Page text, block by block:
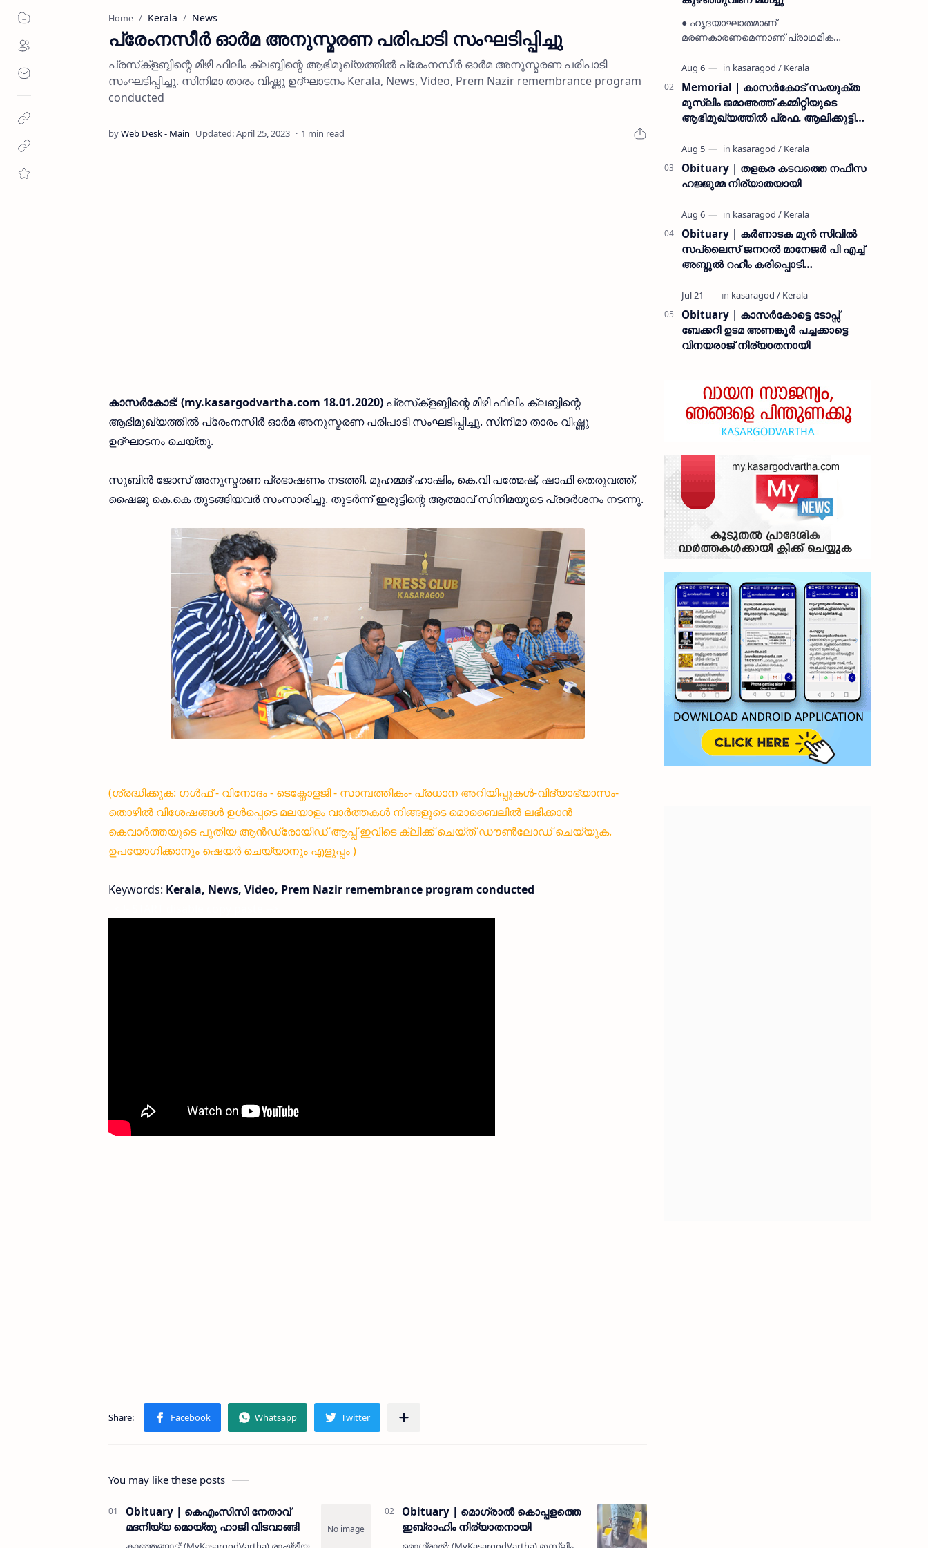
Home Kerala News
പ്രേംനസീര്‍ ഓര്‍മ അനുസ്മരണ പരിപാടി സംഘടിപ്പിച്ചു
പ്രസ്‌ക്‌ളബ്ബിന്റെ മിഴി ഫിലിം ക്ലബ്ബിന്റെ ആഭിമുഖ്യത്തില്‍ പ്രേംനസീര്‍ ഓര്‍മ അനുസ്മരണ പരിപാടി
സംഘടിപ്പിച്ചു. സിനിമാ താരം വിഷ്ണു ഉദ്ഘാടനം Kerala, News, Video, Prem Nazir remembrance program
conducted
1 min read
കാസര്‍കോട്: (my.kasargodvartha.com 18.01.2020) പ്രസ്‌ക്‌ളബ്ബിന്റെ മിഴി ഫിലിം ക്ലബ്ബിന്റെ
ആഭിമുഖ്യത്തില്‍ പ്രേംനസീര്‍ ഓര്‍മ അനുസ്മരണ പരിപാടി സംഘടിപ്പിച്ചു. സിനിമാ താരം വിഷ്ണു
ഉദ്ഘാടനം ചെയ്തു.
സുബിന്‍ ജോസ് അനുസ്മരണ പ്രഭാഷണം നടത്തി. മുഹമ്മദ് ഹാഷിം, കെ.വി പത്മേഷ്, ഷാഫി തെരുവത്ത്,
ഷൈജു കെ.കെ തുടങ്ങിയവര്‍ സംസാരിച്ചു. തുടര്‍ന്ന് ഇരുട്ടിന്റെ ആത്മാവ് സിനിമയുടെ പ്രദര്‍ശനം നടന്നു.
(ശ്രദ്ധിക്കുക: ഗൾഫ് - വിനോദം - ടെക്നോളജി - സാമ്പത്തികം- പ്രധാന അറിയിപ്പുകൾ-വിദ്യാഭ്യാസം-
തൊഴിൽ വിശേഷങ്ങൾ ഉൾപ്പെടെ മലയാളം വാർത്തകൾ നിങ്ങളുടെ മൊബൈലിൽ ലഭിക്കാൻ
കെവാർത്തയുടെ പുതിയ ആൻഡ്രോയിഡ് ആപ്പ് ഇവിടെ ക്ലിക്ക് ചെയ്ത് ഡൗൺലോഡ് ചെയ്യുക.
ഉപയോഗിക്കാനും ഷെയർ ചെയ്യാനും എളുപ്പം )
Keywords: Kerala, News, Video, Prem Nazir remembrance program conducted
You may like these posts
Obituary | കെഎംസിസി നേതാവ്
മദനിയ്യ മൊയ്തു ഹാജി വിടവാങ്ങി
Obituary | മൊഗ്രാൽ കൊപ്പളത്തെ
ഇബ്രാഹിം നിര്യാതനായി
● ഹൃദയാഘാതമാണ്
മരണകാരണമെന്നാണ് പ്രാഥമിക
കമ്യൂണിസ്റ്റ് പ്രവർത്തകരായ
രാമൻ്റെയും ചിരുതേയിയുടെയും
മകളാണ് ● വിവരമറിഞ്ഞ് ജനപ്ര…
Memorial | കാസർകോട് സംയുക്ത
മുസ്ലിം ജമാഅത്ത് കമ്മിറ്റിയുടെ
ആഭിമുഖ്യത്തിൽ പ്രഫ. ആലിക്കുട്ടി
Obituary | തളങ്കര കടവത്തെ നഫീസ
ഹജ്ജുമ്മ നിര്യാതയായി
Obituary | കർണാടക മുൻ സിവില്‍
സപ്ലൈസ് ജനറൽ മാനേജർ പി എച്ച്
അബ്ദുൽ റഹീം കരിപ്പൊടി
Obituary | കാസർകോട്ടെ ടോപ്സ്
ബേക്കറി ഉടമ അണങ്കൂർ പച്ചക്കാട്ടെ
വിനയരാജ് നിര്യാതനായി